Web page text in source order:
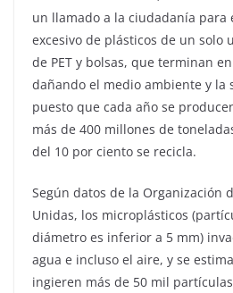
un llamado a la ciudadanía para
excesivo de plásticos de un solo
de PET y bolsas, que terminan
dañando el medio ambiente y la
puesto que cada año se
más de 400 millones de
del 10 por ciento se recicla.
Según datos de la Organización
Unidas, los microplásticos
diámetro es inferior a 5 mm)
agua e incluso el aire, y se
ingieren más de 50 mil